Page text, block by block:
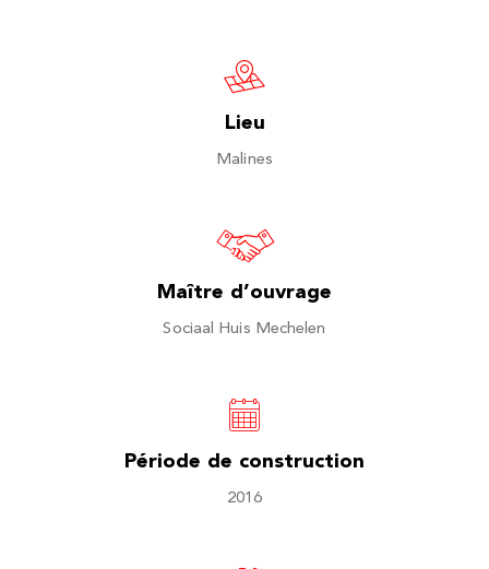
Lieu
Malines
Maître d’ouvrage
Sociaal Huis Mechelen
Période de construction
2016